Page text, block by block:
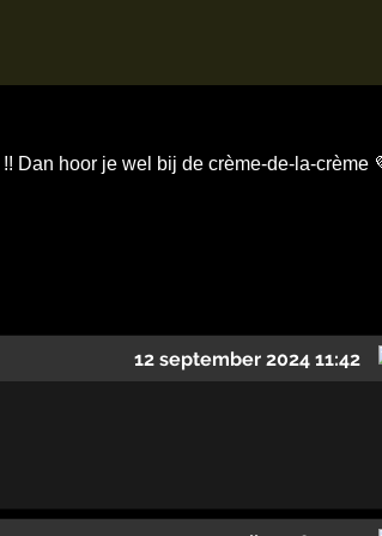
Dan hoor je wel bij de crème-de-la-crème
12 september 2024 11:42